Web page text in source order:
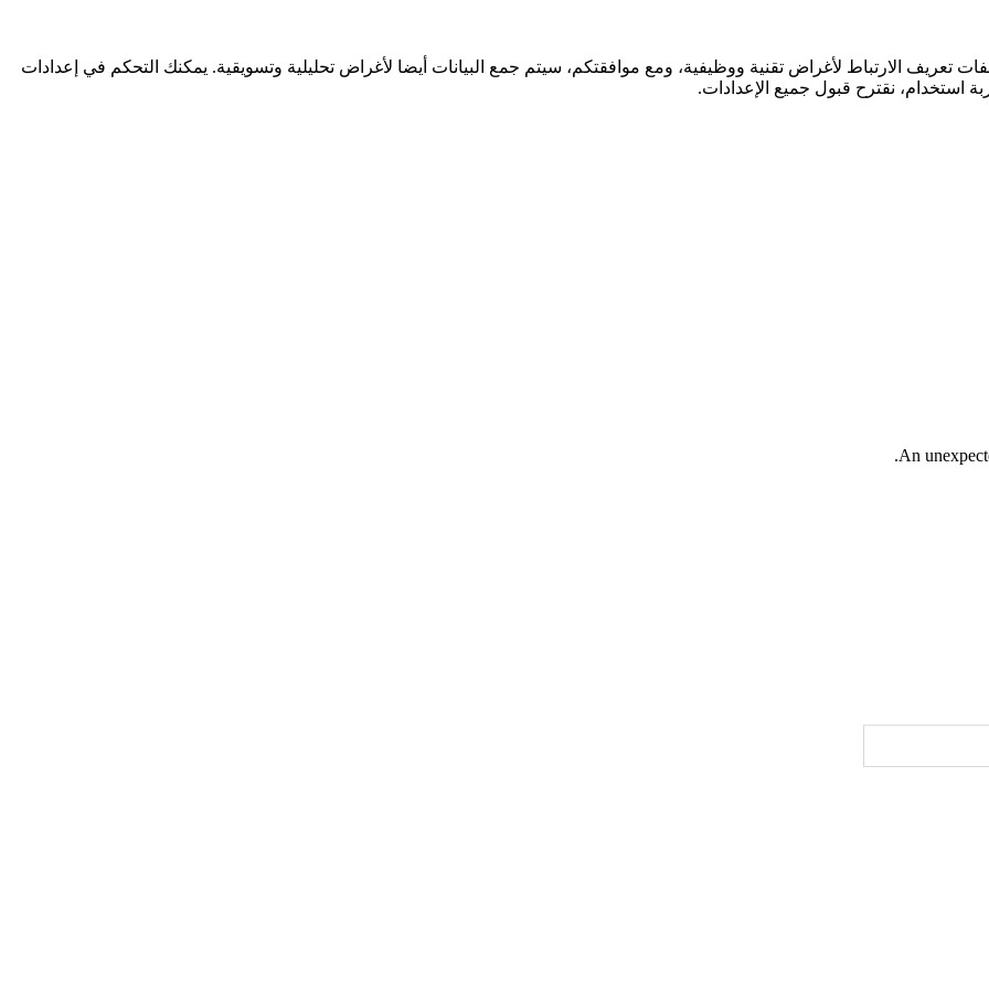
تعريف الارتباط لأغراض تقنية ووظيفية، ومع موافقتكم، سيتم جمع البيانات أيضا لأغراض تحليلية وتسويقية. يمكنك التحكم في إعدادات
استخدام، نقترح قبول جميع الإعدادات.
An